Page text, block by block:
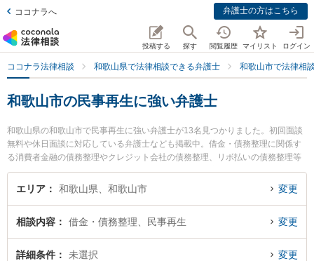
ココナラへ 弁護士の方はこちら
投稿する 探す 閲覧履歴 マイリスト ログイン
ココナラ法律相談 和歌山県で法律相談できる弁護士 和歌山市で法律相
和歌山市の民事再生に強い弁護士
和歌山県の和歌山市で民事再生に強い弁護士が13名見つかりました。初回面談
無料や休日面談に対応している弁護士なども掲載中。借金・債務整理に関係す
る消費者金融の債務整理やクレジット会社の債務整理、リボ払いの債務整理等
の細かな分野での絞り込み検索もでき便利です。特に廣谷法律事務所の廣谷 行
敏弁護士や紀州石原法律事務所の石原 詢二弁護士、南方法律事務所の南方 健幸
たい』『民事再生のトラブル解決の実績豊富な近くの弁護士を検索したい』
『初回相談無料で民事再生を法律相談できる和歌山市内の弁護士に相談予約し
たい』などでお困りの相談者さんにおすすめです。
エリア 和歌山県、和歌山市 変更
相談内容 借金・債務整理、民事再生 変更
詳細条件 未選択 変更